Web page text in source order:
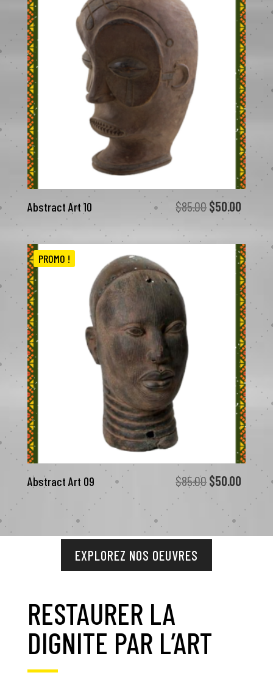
Abstract Art 10 $85.00Le
prix
était :
$85.00.
$50.00
prix
actuel
est :
PROMO !
Abstract Art 09 $85.00Le
prix
initial
était :
$85.00.
$50.00
prix
actuel
EXPLOREZ NOS OEUVRES
RESTAURER LA
DIGNITE PAR L’ART